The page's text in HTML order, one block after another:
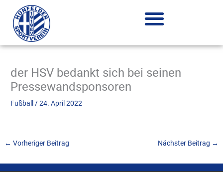
Inhalt
springen
der HSV bedankt sich bei seinen
Pressewandsponsoren
Fußball /24. April 2022
← Vorheriger Beitrag Nächster Beitrag →